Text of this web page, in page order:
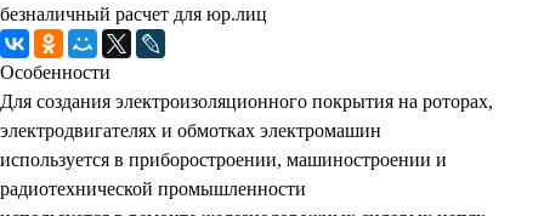
безналичный расчет для юр.лиц
Особенности
Для создания электроизоляционного покрытия на роторах,
электродвигателях и обмотках электромашин
используется в приборостроении, машиностроении и
радиотехнической промышленности